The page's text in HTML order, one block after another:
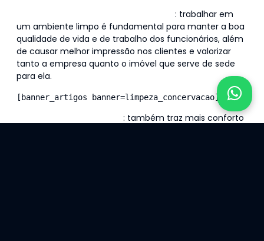
: trabalhar em
um ambiente limpo é fundamental para manter a boa
qualidade de vida e de trabalho dos funcionários, além
de causar melhor impressão nos clientes e valorizar
tanto a empresa quanto o imóvel que serve de sede
para ela.
[banner_artigos banner=limpeza_concervacao]
: também traz mais conforto